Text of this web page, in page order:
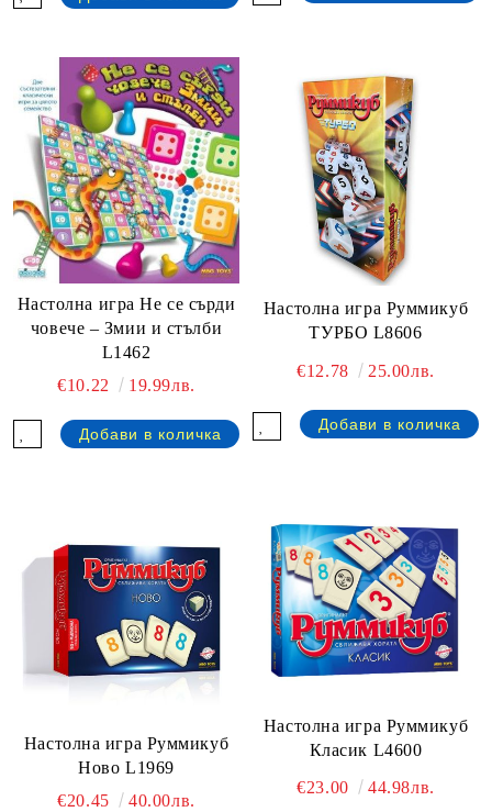
Настолна игра Не се сърди
човече – Змии и стълби
L1462
€10.22
19.99лв.
Настолна игра Руммикуб
ТУРБО L8606
€12.78 25.00лв.
Настолна игра Руммикуб
Ново L1969
€20.45
40.00лв.
Настолна игра Руммикуб
Класик L4600
€23.00 44.98лв.